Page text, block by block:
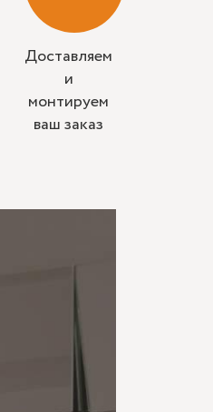
Доставляем
и
монтируем
ваш заказ